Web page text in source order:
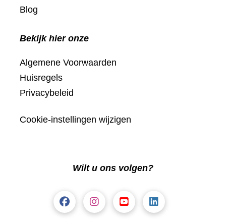
Blog
Bekijk hier onze
Algemene Voorwaarden
Huisregels
Privacybeleid
Cookie-instellingen wijzigen
Wilt u ons volgen?